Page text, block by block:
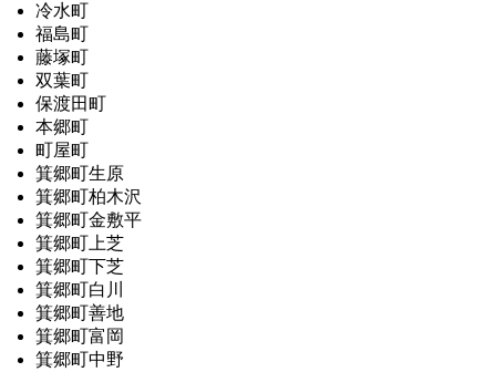
冷水町
福島町
藤塚町
双葉町
保渡田町
本郷町
町屋町
箕郷町生原
箕郷町柏木沢
箕郷町金敷平
箕郷町上芝
箕郷町下芝
箕郷町白川
箕郷町善地
箕郷町富岡
箕郷町中野